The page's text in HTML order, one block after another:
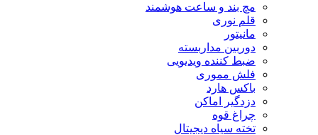
مچ بند و ساعت هوشمند
قلم نوری
مانیتور
دوربین مداربسته
ضبط کننده ویدیویی
فلش مموری
باکس هارد
دزدگیر اماکن
چراغ قوه
تخته سیاه دیجیتال